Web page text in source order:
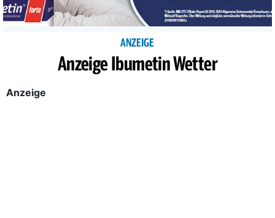
ANZEIGE
Anzeige Ibumetin Wetter
Anzeige